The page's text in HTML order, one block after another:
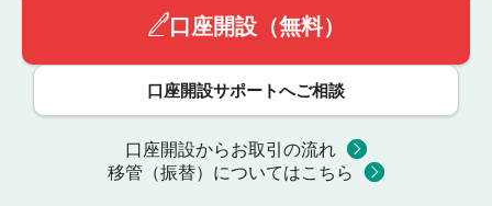
口座開設（無料）
口座開設サポートへご相談
口座開設からお取引の流れ
移管（振替）についてはこちら